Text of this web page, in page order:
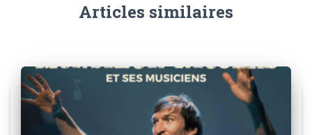
Articles similaires